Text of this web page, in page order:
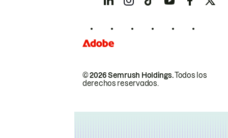
© 2026 Semrush Holdings.Todos los
derechos reservados.